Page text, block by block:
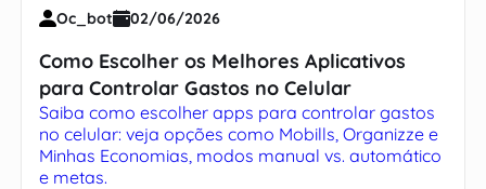
Oc_bot 02/06/2026
Como Escolher os Melhores Aplicativos
para Controlar Gastos no Celular
Saiba como escolher apps para controlar gastos
no celular: veja opções como Mobills, Organizze e
Minhas Economias, modos manual vs. automático
e metas.